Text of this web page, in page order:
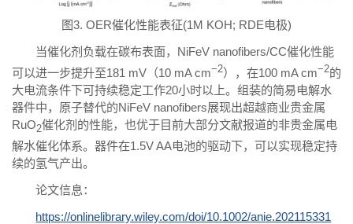
图3. OER催化性能表征(1M KOH; RDE电极)
当催化剂负载在碳布表面，NiFeV nanofibers/CC催化性能
可以进一步提升至181 mV（10 mA cm−2），在100 mA cm−2的
大电流条件下可持续稳定工作20小时以上。组装的简易电解水
器件中，原子替代的NiFeV nanofibers展现出超越商业贵金属
RuO2催化剂的性能，也优于目前大部分文献报道的非贵金属电
解水催化体系。器件在1.5V AA电池的驱动下，可以实现稳定持
续的氢气产出。
论文信息：
https://onlinelibrary.wiley.com/doi/10.1002/anie.202115331